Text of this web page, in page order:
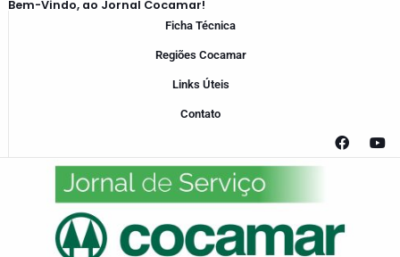
Bem-Vindo, ao Jornal Cocamar!
Ficha Técnica
Regiões Cocamar
Links Úteis
Contato